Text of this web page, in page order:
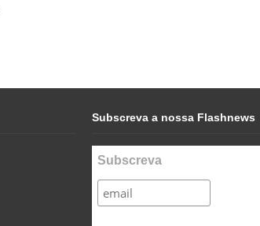
Subscreva a nossa Flashnews
Subscreva